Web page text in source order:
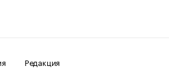
Редакция